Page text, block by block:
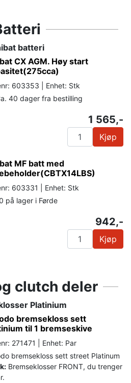
batteri
CX AGM. Høy start
603353 | Enhet: Stk
40 dager fra bestilling
1 565,-
Kjøp
MF batt med
603331 | Enhet: Stk
på lager i Førde
942,-
Kjøp
clutch deler
Platinium
bremsekloss sett
til 1 bremseskive
271471 | Enhet: Par
bremsekloss sett street Platinum
Bremseklosser FRONT, du trenger